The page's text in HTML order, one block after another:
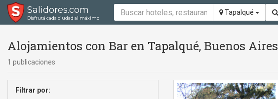
Salidores.com
Disfrutá cada ciudad al máximo
Tapalqué
Alojamientos con Bar en Tapalqué, Buenos Aires
1 publicaciones
Filtrar por: